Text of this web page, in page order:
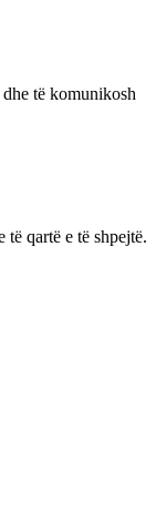
të komunikosh
të qartë e të shpejtë.